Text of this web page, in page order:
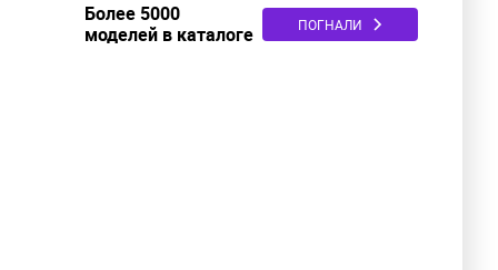
Более 5000
моделей в каталоге
ПОГНАЛИ